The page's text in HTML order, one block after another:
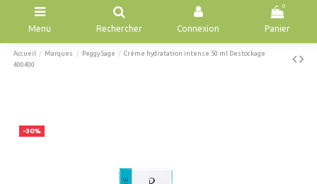
Menu Rechercher Connexion
0
Panier
Accueil Marques Peggy Sage
Crème hydratation intense 50 ml Destockage
400400
-30%